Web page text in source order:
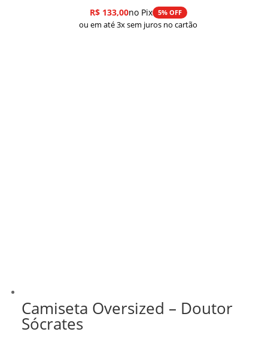
R$133,00no Pix 5% OFF
ou em até 3x sem juros no cartão
Camiseta Oversized – Doutor
Sócrates